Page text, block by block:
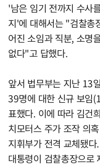
'남은 임기 전까지 수사
지'에 대해서는 "검찰총
어진 소임과 직분, 소명
없다"고 답했다.
앞서 법무부는 지난 13
39명에 대한 신규 보임
표했다. 이에 따라 김건
치모터스 주가 조작 의
지휘부가 전격 교체됐
대통령이 검찰총장으로